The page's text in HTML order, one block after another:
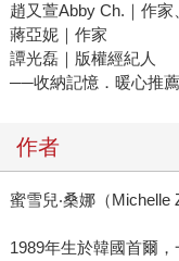
趙又萱Abby Ch.｜作家
蔣亞妮｜作家
譚光磊｜版權經紀人
──收納記憶．暖心推薦
作者
蜜雪兒‧桑娜（Michelle
1989年生於韓國首爾